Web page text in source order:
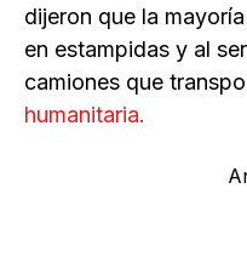
dijeron que la
en estampidas y al
camiones que
humanitaria.